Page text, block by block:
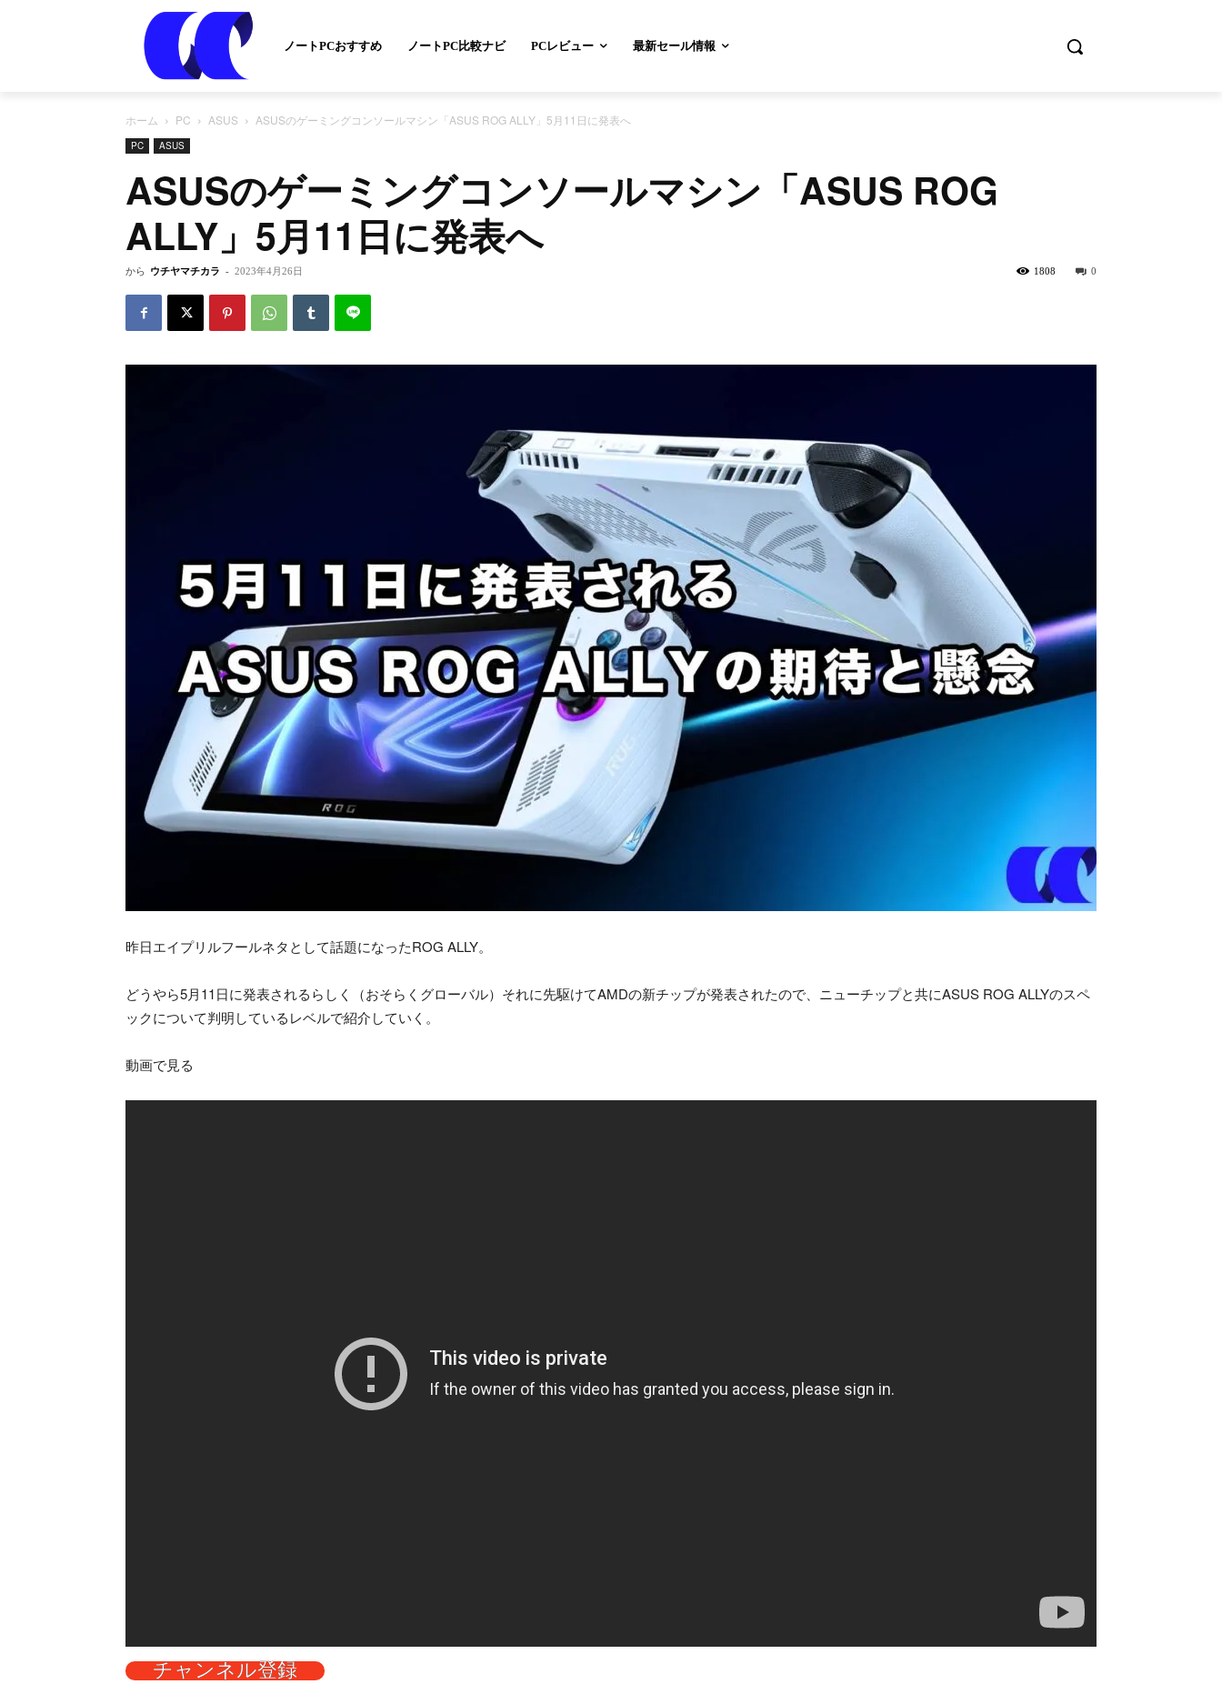
ノートPCおすすめ ノートPC比較ナビ PCレビュー 最新セール情報
ホーム PC ASUS ASUSのゲーミングコンソールマシン「ASUS ROG ALLY」5月11日に発表へ
PC ASUS
ASUSのゲーミングコンソールマシン「ASUS ROG
ALLY」5月11日に発表へ
から ウチヤマチカラ - 2023年4月26日 0
1808
昨日エイプリルフールネタとして話題になったROG ALLY。
どうやら5月11日に発表されるらしく（おそらくグローバル）それに先駆けてAMDの新チップが発表されたので、ニューチップと共にASUS ROG ALLYのスペ
ックについて判明しているレベルで紹介していく。
動画で見る
チャンネル登録